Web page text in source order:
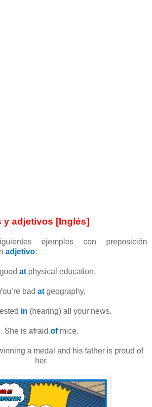
y adjetivos [Inglés]
ejemplos con preposición
adjetivo:
good at physical education.
bad at geography.
in (hearing) all your news.
She is afraid ofmice.
a medal and his father is proud of
her.